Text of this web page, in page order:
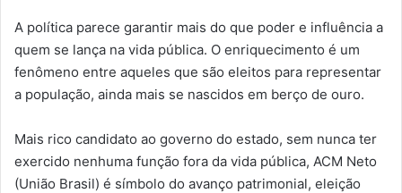
A política parece garantir mais do que poder e influência a
quem se lança na vida pública. O enriquecimento é um
fenômeno entre aqueles que são eleitos para representar
a população, ainda mais se nascidos em berço de ouro.
Mais rico candidato ao governo do estado, sem nunca ter
exercido nenhuma função fora da vida pública, ACM Neto
(União Brasil) é símbolo do avanço patrimonial, eleição